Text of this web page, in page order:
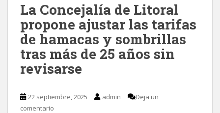
La Concejalía de Litoral
propone ajustar las tarifas
de hamacas y sombrillas
tras más de 25 años sin
revisarse
22 septiembre, 2025 admin
Deja un
comentario